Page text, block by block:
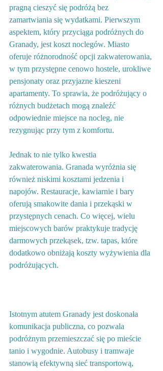
pragną cieszyć się podróżą bez
zamartwiania się wydatkami. Pierwszym
aspektem, który przyciąga podróżnych do
Granady, jest koszt noclegów. Miasto
oferuje różnorodność opcji zakwaterowania,
w tym przystępne cenowo hostele, urokliwe
pensjonaty oraz przyjazne kieszeni
apartamenty. To sprawia, że podróżujący o
różnych budżetach mogą znaleźć
odpowiednie miejsce na nocleg, nie
rezygnując przy tym z komfortu.
Jednak to nie tylko kwestia
zakwaterowania. Granada wyróżnia się
również niskimi kosztami jedzenia i
napojów. Restauracje, kawiarnie i bary
oferują smakowite dania i przekąski w
przystępnych cenach. Co więcej, wielu
miejscowych barów praktykuje tradycję
darmowych przekąsek, tzw. tapas, które
dodatkowo obniżają koszty wyżywienia dla
podróżujących.
Istotnym atutem Granady jest doskonała
komunikacja publiczna, co pozwala
podróżnym przemieszczać się po mieście
tanio i wygodnie. Autobusy i tramwaje
stanowią efektywną sieć transportową,